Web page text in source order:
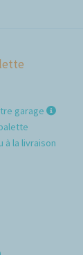
garage
à la livraison